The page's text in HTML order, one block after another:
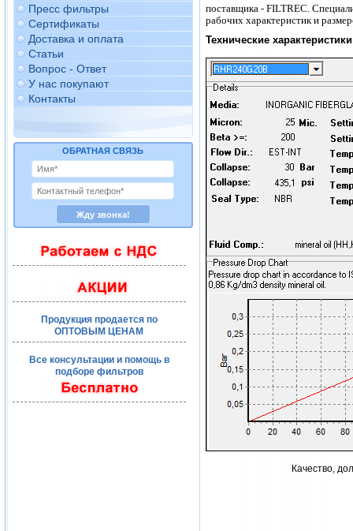
Пресс фильтры
Сертификаты
Доставка и оплата
Статьи
Вопрос - Ответ
У нас покупают
Контакты
ОБРАТНАЯ СВЯЗЬ
Продукция продается по
ОПТОВЫМ ЦЕНАМ
Все консультации и помощь в
подборе фильтров
поставщика - FILTREC.
рабочих характеристик и
Технические
Качество,